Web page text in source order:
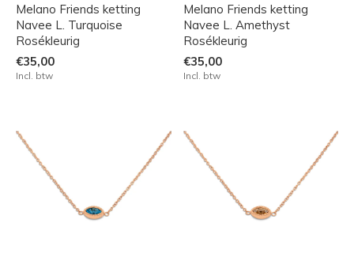
Melano Friends ketting
Navee L. Turquoise
Rosékleurig
€35,00
Incl. btw
Melano Friends ketting
Navee L. Amethyst
Rosékleurig
€35,00
Incl. btw